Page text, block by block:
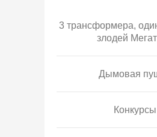
3 трансформера,
злодей
Дымовая
Конкурсы